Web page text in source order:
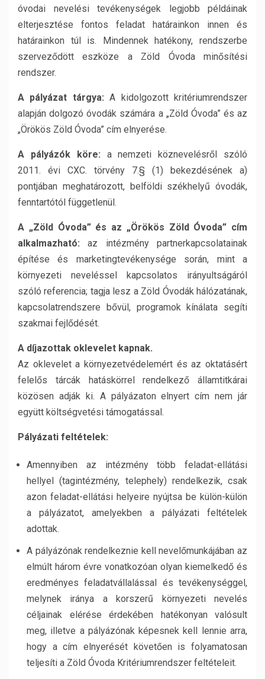
óvodai nevelési tevékenységek legjobb példáinak
elterjesztése fontos feladat határainkon innen és
határainkon túl is. Mindennek hatékony, rendszerbe
szerveződött eszköze a Zöld Óvoda minősítési
rendszer.
A pályázat tárgya: A kidolgozott kritériumrendszer
alapján dolgozó óvodák számára a „Zöld Óvoda” és az
„Örökös Zöld Óvoda” cím elnyerése.
A pályázók köre: a nemzeti köznevelésről szóló
2011. évi CXC. törvény 7.§ (1) bekezdésének a)
pontjában meghatározott, belföldi székhelyű óvodák,
fenntartótól függetlenül.
A „Zöld Óvoda” és az „Örökös Zöld Óvoda” cím
alkalmazható: az intézmény partnerkapcsolatainak
építése és marketingtevékenysége során, mint a
környezeti neveléssel kapcsolatos irányultságáról
szóló referencia; tagja lesz a Zöld Óvodák hálózatának,
kapcsolatrendszere bővül, programok kínálata segíti
szakmai fejlődését.
A díjazottak oklevelet kapnak.
Az oklevelet a környezetvédelemért és az oktatásért
felelős tárcák hatáskörrel rendelkező államtitkárai
közösen adják ki. A pályázaton elnyert cím nem jár
együtt költségvetési támogatással.
Pályázati feltételek:
Amennyiben az intézmény több feladat-ellátási
hellyel (tagintézmény, telephely) rendelkezik, csak
azon feladat-ellátási helyeire nyújtsa be külön-külön
a pályázatot, amelyekben a pályázati feltételek
adottak.
A pályázónak rendelkeznie kell nevelőmunkájában az
elmúlt három évre vonatkozóan olyan kiemelkedő és
eredményes feladatvállalással és tevékenységgel,
melynek iránya a korszerű környezeti nevelés
céljainak elérése érdekében hatékonyan valósult
meg, illetve a pályázónak képesnek kell lennie arra,
hogy a cím elnyerését követően is folyamatosan
teljesíti a Zöld Óvoda Kritériumrendszer feltételeit.